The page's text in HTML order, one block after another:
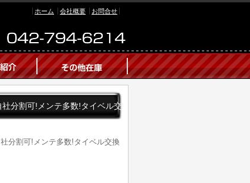
ホーム 会社概要 お問合せ
分割可!メンテ多数!タイベル交
分割可!メンテ多数!タイベル交換